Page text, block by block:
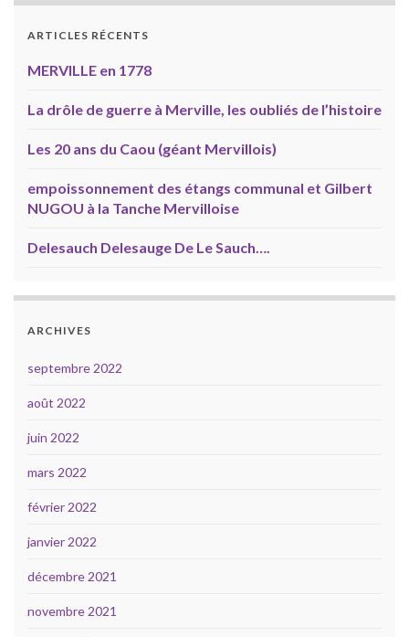
ARTICLES RÉCENTS
MERVILLE en 1778
La drôle de guerre à Merville, les oubliés de l’histoire
Les 20 ans du Caou (géant Mervillois)
empoissonnement des étangs communal et Gilbert
NUGOU à la Tanche Mervilloise
Delesauch Delesauge De Le Sauch….
ARCHIVES
septembre 2022
août 2022
juin 2022
mars 2022
février 2022
janvier 2022
décembre 2021
novembre 2021